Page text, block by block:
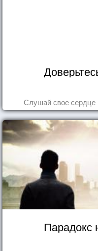
Слушай свое сердце
Парадокс